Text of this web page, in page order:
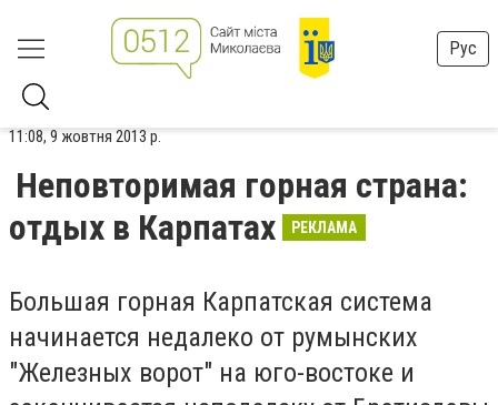
Рус
11:08, 9 жовтня 2013 р.
Неповторимая горная страна:
отдых в Карпатах
РЕКЛАМА
Большая горная Карпатская система
начинается недалеко от румынских
"Железных ворот" на юго-востоке и